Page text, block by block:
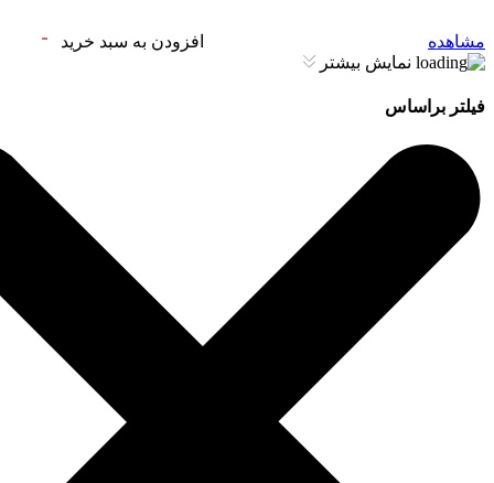
مشاهده
افزودن به سبد خرید
نمایش بیشتر
فیلتر براساس